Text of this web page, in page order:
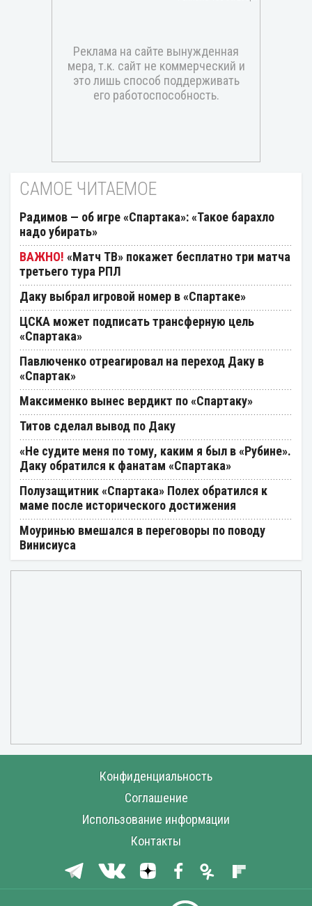
САМОЕ ЧИТАЕМОЕ
Радимов — об игре «Спартака»: «Такое барахло
надо убирать»
«Матч ТВ» покажет бесплатно три матча
третьего тура РПЛ
Даку выбрал игровой номер в «Спартаке»
ЦСКА может подписать трансферную цель
«Спартака»
Павлюченко отреагировал на переход Даку в
«Спартак»
Максименко вынес вердикт по «Спартаку»
Титов сделал вывод по Даку
«Не судите меня по тому, каким я был в «Рубине».
Даку обратился к фанатам «Спартака»
Полузащитник «Спартака» Полех обратился к
маме после исторического достижения
Моуринью вмешался в переговоры по поводу
Винисиуса
Конфиденциальность
Соглашение
Использование информации
Контакты